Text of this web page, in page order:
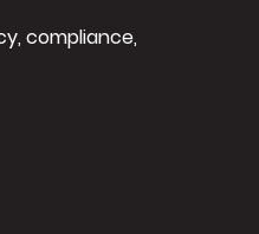
compliance,